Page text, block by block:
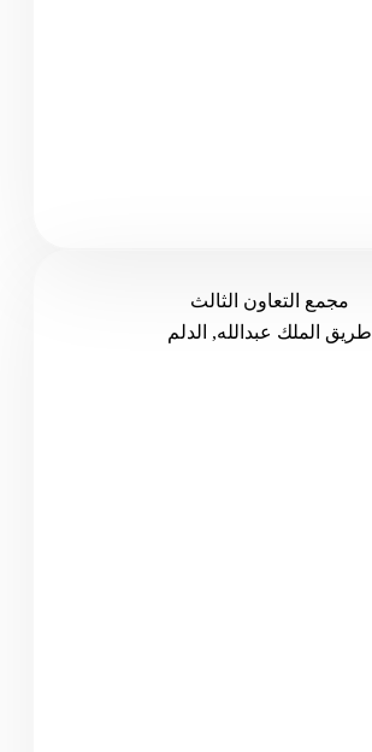
مجمع التعاون الثالث
طريق الملك عبدالله, الدلم